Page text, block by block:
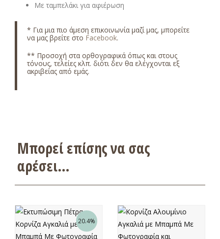
Με ταμπελάκι για αφιέρωση
* Για μια πιο άμεση επικοινωνία μαζί μας, μπορείτε
να μας βρείτε στο Facebook.
** Προσοχή στα ορθογραφικά όπως και στους
τόνους, τελείες κλπ. διότι δεν θα ελέγχονται εξ
ακριβείας από εμάς.
Μπορεί επίσης να σας
αρέσει…
20.4%